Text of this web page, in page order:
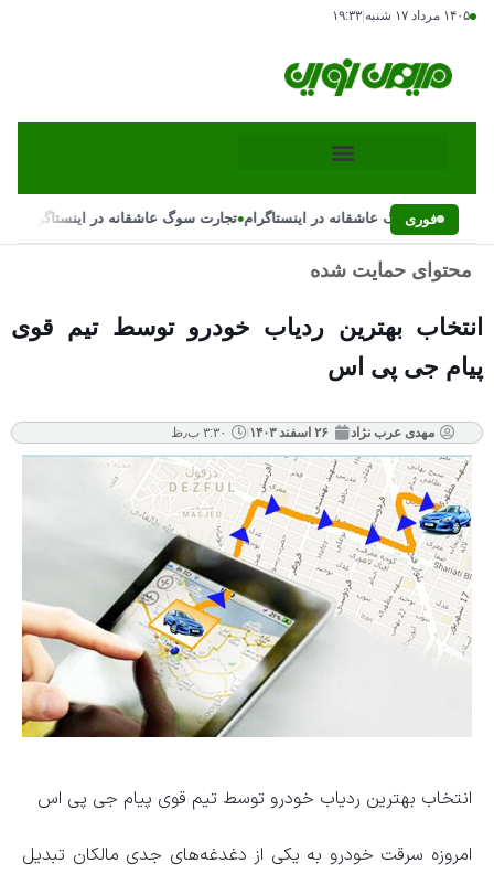
۱۴۰۵ مرداد ۱۷ شنبه ۱۹:۳۳
فوری
تجارت سوگ عاشقانه در اینستاگرام•تجارت سوگ عاشقانه در اینستاگرام
محتوای حمایت شده
انتخاب بهترین ردیاب خودرو توسط تیم قوی
پیام جی پی اس
مهدی عرب نژاد ۲۶ اسفند ۱۴۰۳ ۳:۳۰ ب٫ظ
انتخاب بهترین ردیاب خودرو توسط تیم قوی پیام جی پی اس
امروزه سرقت خودرو به یکی از دغدغه‌های جدی مالکان تبدیل